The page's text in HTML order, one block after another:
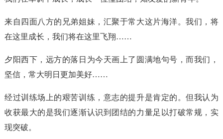
来自四面八方的兄弟姐妹，汇聚于常大这片海洋。我们，将
在这里成长，我们将在这里飞翔……
夕阳西下，远方的落日为今天画上了圆满地句号，而我们，
坚信，常大明日更加美好……
经过训练场上的艰苦训练，意志的提升是肯定的。但我认为
收获最大的是我们逐渐认识到团结的力量足以打破常规，实
现突破。